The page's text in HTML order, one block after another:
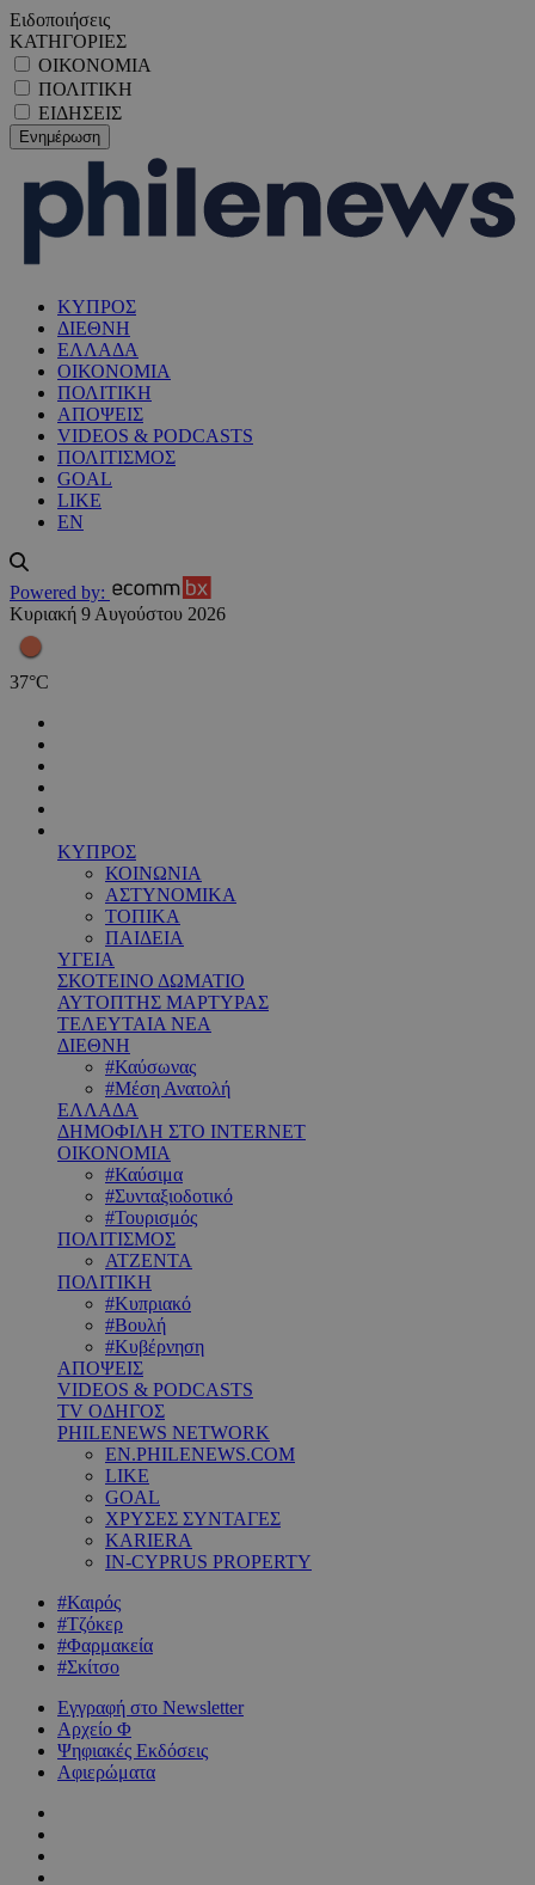
Ειδοποιήσεις
ΚΑΤΗΓΟΡΙΕΣ
ΟΙΚΟΝΟΜΙΑ
ΠΟΛΙΤΙΚΗ
ΕΙΔΗΣΕΙΣ
ΚΥΠΡΟΣ
ΔΙΕΘΝΗ
ΕΛΛΑΔΑ
ΟΙΚΟΝΟΜΙΑ
ΠΟΛΙΤΙΚΗ
ΑΠΟΨΕΙΣ
VIDEOS & PODCASTS
ΠΟΛΙΤΙΣΜΟΣ
GOAL
LIKE
EN
Powered by:
Κυριακή 9 Αυγούστου 2026
37°C
ΚΥΠΡΟΣ
ΚΟΙΝΩΝΙΑ
ΑΣΤΥΝΟΜΙΚΑ
ΤΟΠΙΚΑ
ΠΑΙΔΕΙΑ
ΥΓΕΙΑ
ΣΚΟΤΕΙΝΟ ΔΩΜΑΤΙΟ
ΑΥΤΟΠΤΗΣ ΜΑΡΤΥΡΑΣ
ΤΕΛΕΥΤΑΙΑ ΝΕΑ
ΔΙΕΘΝΗ
#Καύσωνας
#Μέση Ανατολή
ΕΛΛΑΔΑ
ΔΗΜΟΦΙΛΗ ΣΤΟ INTERNET
ΟΙΚΟΝΟΜΙΑ
#Καύσιμα
#Συνταξιοδοτικό
#Τουρισμός
ΠΟΛΙΤΙΣΜΟΣ
ΑΤΖΕΝΤΑ
ΠΟΛΙΤΙΚΗ
#Κυπριακό
#Βουλή
#Κυβέρνηση
ΑΠΟΨΕΙΣ
VIDEOS & PODCASTS
TV ΟΔΗΓΟΣ
PHILENEWS NETWORK
EN.PHILENEWS.COM
LIKE
GOAL
ΧΡΥΣΕΣ ΣΥΝΤΑΓΕΣ
KARIERA
IN-CYPRUS PROPERTY
#Καιρός
#Τζόκερ
#Φαρμακεία
#Σκίτσο
Εγγραφή στο Newsletter
Αρχείο Φ
Ψηφιακές Εκδόσεις
Αφιερώματα